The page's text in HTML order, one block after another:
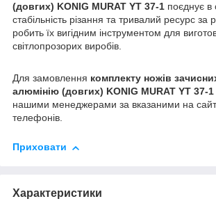
(довгих) KONIG MURAT YT 37-1 поєднує в
стабільність різання та тривалий ресурс за
робить їх вигідним інструментом для
світлопрозорих виробів.
Для замовлення комплекту ножів
алюмінію (довгих) KONIG MURAT YT 37-1
нашими менеджерами за вказаними на
телефонів.
Приховати
Характеристики